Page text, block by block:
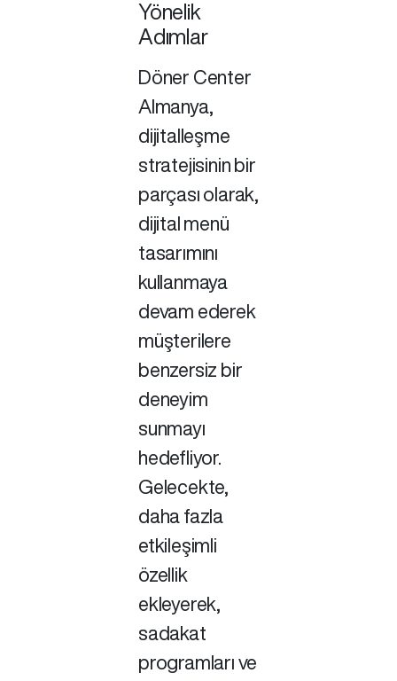
Yönelik
Adımlar
Döner Center
Almanya,
dijitalleşme
stratejisinin bir
parçası olarak,
dijital menü
tasarımını
kullanmaya
devam ederek
müşterilere
benzersiz bir
deneyim
sunmayı
hedefliyor.
Gelecekte,
daha fazla
etkileşimli
özellik
ekleyerek,
sadakat
programları ve